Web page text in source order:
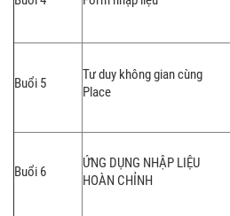
Buổi 5
Tư duy không gian cùng
Place
Buổi 6
ỨNG DỤNG NHẬP LIỆU
HOÀN CHỈNH